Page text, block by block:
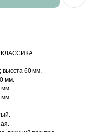
высота 60 мм.
мм.
мм.
мм.